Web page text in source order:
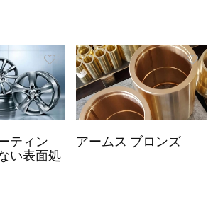
ティン
い表面処
アームス ブロンズ